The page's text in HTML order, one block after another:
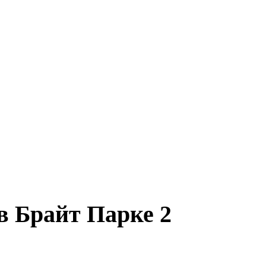
Брайт Парке 2